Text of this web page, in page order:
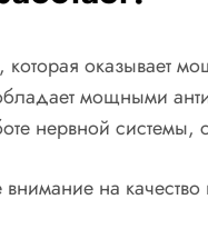
оказывает
мощными
нервной системы,
на